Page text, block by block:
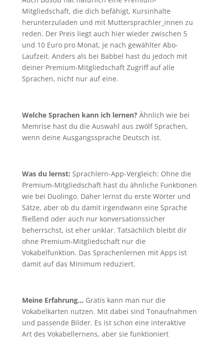
Mitgliedschaft, die dich befähigt, Kursinhalte
herunterzuladen und mit Muttersprachler_innen zu
reden. Der Preis liegt auch hier wieder zwischen 5
und 10 Euro pro Monat, je nach gewählter Abo-
Laufzeit. Anders als bei Babbel hast du jedoch mit
deiner Premium-Mitgliedschaft Zugriff auf alle
Sprachen, nicht nur auf eine.
Welche Sprachen kann ich lernen?Ähnlich wie bei
Memrise hast du die Auswahl aus zwölf Sprachen,
wenn deine Ausgangssprache Deutsch ist.
Was du lernst: Sprachlern-App-Vergleich: Ohne die
Premium-Mitgliedschaft hast du ähnliche Funktionen
wie bei Duolingo. Daher lernst du erste Wörter und
Sätze, aber ob du damit irgendwann eine Sprache
fließend oder auch nur konversationssicher
beherrschst, ist eher unklar. Tatsächlich bleibt dir
ohne Premium-Mitgliedschaft nur die
Vokabelfunktion. Das Sprachenlernen mit Apps ist
damit auf das Minimum reduziert.
Meine Erfahrung… Gratis kann man nur die
Vokabelkarten nutzen. Mit dabei sind Tonaufnahmen
und passende Bilder. Es ist schon eine interaktive
Art des Vokabellernens, aber sie funktioniert